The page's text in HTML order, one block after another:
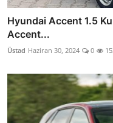
Hyundai Accent 1.5
Accent...
Üstad Haziran 30, 2024 0